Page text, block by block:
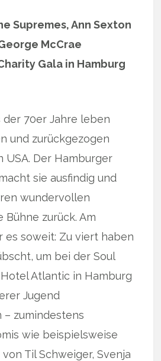
Supremes, Ann Sexton
McCrae
Gala in Hamburg
der 70er Jahre leben
und zurückgezogen
USA. Der Hamburger
sie ausfindig und
wundervollen
Bühne zurück. Am
es soweit: Zu viert haben
um bei der Soul
Atlantic in Hamburg
Jugend
– zumindestens
wie beispielsweise
Til Schweiger, Svenja